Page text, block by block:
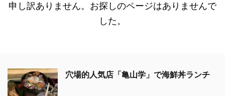
申し訳ありません。お探しのページはありませんで
した。
穴場的人気店「亀山学」で海鮮丼ランチ